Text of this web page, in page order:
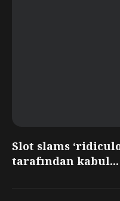
Slot slams
tarafından kabul...